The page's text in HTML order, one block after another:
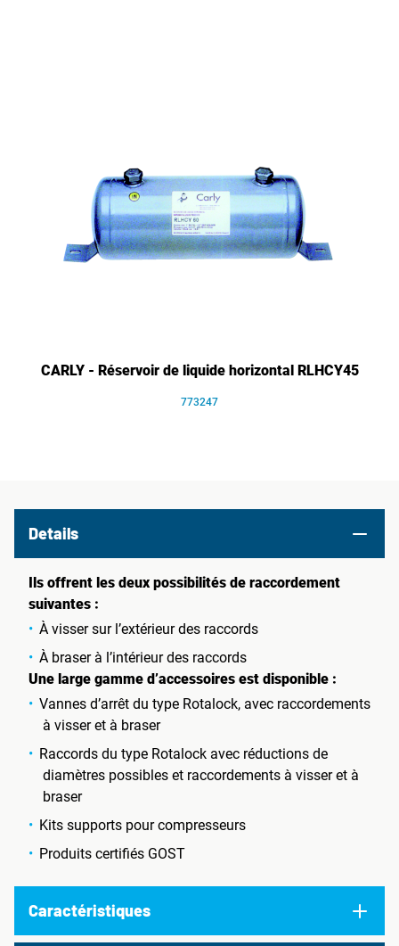
CARLY - Réservoir de liquide horizontal RLHCY45
773247
Details
Ils offrent les deux possibilités de raccordement
suivantes :
À visser sur l’extérieur des raccords
À braser à l’intérieur des raccords
Une large gamme d’accessoires est disponible :
Vannes d’arrêt du type Rotalock, avec raccordements
à visser et à braser
Raccords du type Rotalock avec réductions de
diamètres possibles et raccordements à visser et à
braser
Kits supports pour compresseurs
Produits certifiés GOST
Caractéristiques